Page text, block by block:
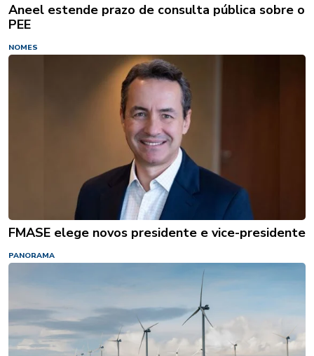
Aneel estende prazo de consulta pública sobre o
PEE
NOMES
FMASE elege novos presidente e vice-presidente
PANORAMA